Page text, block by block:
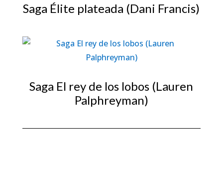
Saga Élite plateada (Dani Francis)
Saga El rey de los lobos (Lauren
Palphreyman)